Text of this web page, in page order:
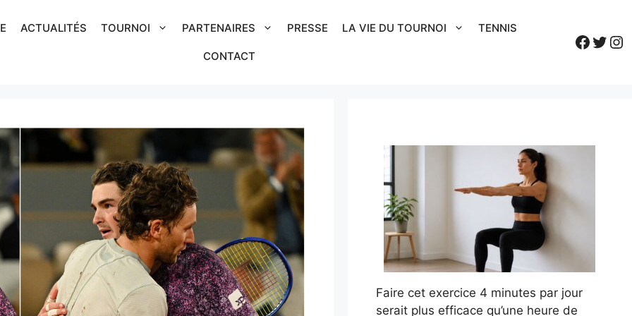
ACTUALITÉS TOURNOI PARTENAIRES PRESSE LA VIE DU TOURNOI TENNIS
CONTACT
Faire cet exercice 4 minutes par jour
serait plus efficace qu’une heure de